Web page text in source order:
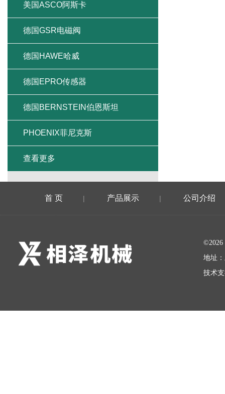
美国ASCO阿斯卡
德国GSR电磁阀
德国HAWE哈威
德国EPRO传感器
德国BERNSTEIN伯恩斯坦
PHOENIX菲尼克斯
查看更多
首 页 | 产品展示 | 公司介绍
地址
技术